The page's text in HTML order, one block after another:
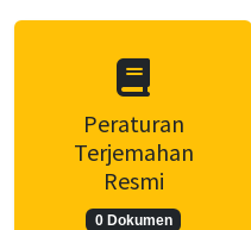
Peraturan
Terjemahan
Resmi
0 Dokumen